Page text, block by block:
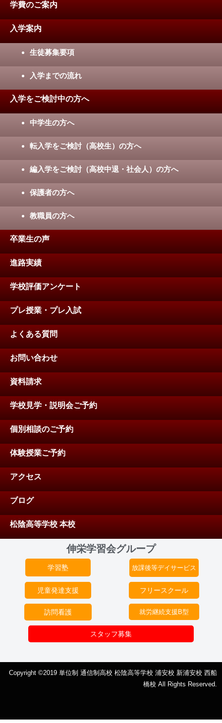
学費のご案内
入学案内
生徒募集要項
入学までの流れ
入学をご検討中の方へ
中学生の方へ
転入学をご検討（高校生）の方へ
編入学をご検討（高校中退・社会人）の方へ
保護者の方へ
教職員の方へ
卒業生の声
進路実績
学校評価アンケート
プレ授業・プレ入試
よくある質問
お問い合わせ
資料請求
学校見学・説明会ご予約
個別相談のご予約
体験授業ご予約
アクセス
ブログ
松陰高等学校 本校
伸栄学習会グループ
学習塾 放課後等デイサービス
児童発達支援 フリースクール
訪問看護 就労継続支援B型
スタッフ募集
Copyright ©2019 単位制 通信制高校 松陰高等学校 浦安校 新浦安校 西船
橋校 All Rights Reserved.